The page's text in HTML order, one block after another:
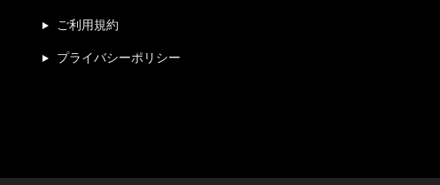
ご利用規約
プライバシーポリシー